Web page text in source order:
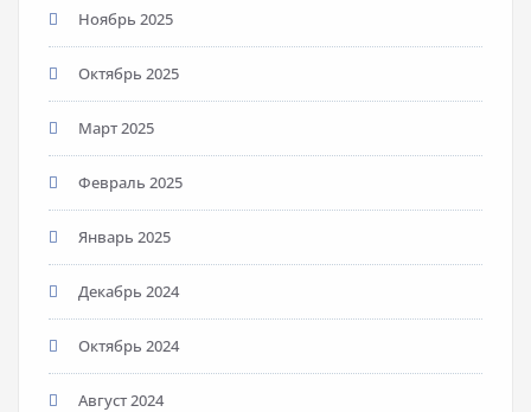
Ноябрь 2025
Октябрь 2025
Март 2025
Февраль 2025
Январь 2025
Декабрь 2024
Октябрь 2024
Август 2024